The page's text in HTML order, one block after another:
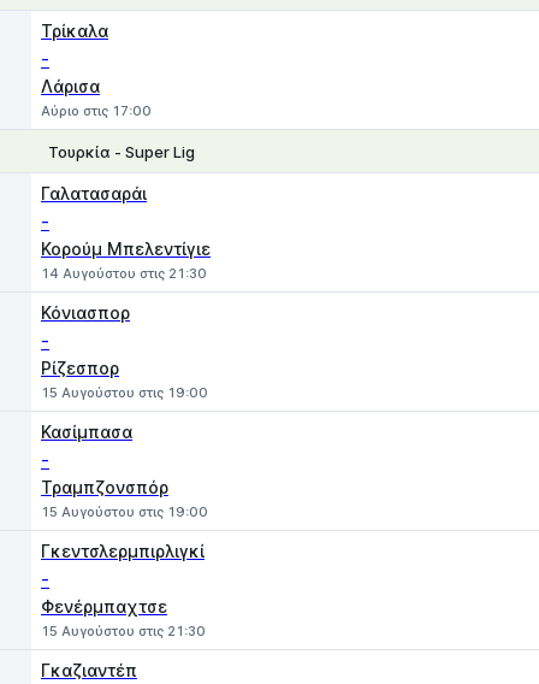
Τρίκαλα
-
Λάρισα
Αύριο στις 17:00
Τουρκία - Super Lig
Γαλατασαράι
-
Κορούμ Μπελεντίγιε
14 Αυγούστου στις 21:30
Κόνιασπορ
-
Ρίζεσπορ
15 Αυγούστου στις 19:00
Κασίμπασα
-
Τραμπζονσπόρ
15 Αυγούστου στις 19:00
Γκεντσλερμπιρλιγκί
-
Φενέρμπαχτσε
15 Αυγούστου στις 21:30
Γκαζιαντέπ